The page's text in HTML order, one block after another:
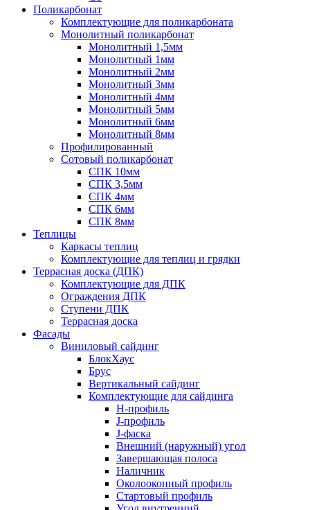
Поликарбонат
Комплектующие для поликарбоната
Монолитный поликарбонат
Монолитный 1,5мм
Монолитный 1мм
Монолитный 2мм
Монолитный 3мм
Монолитный 4мм
Монолитный 5мм
Монолитный 6мм
Монолитный 8мм
Профилированный
Сотовый поликарбонат
СПК 10мм
СПК 3,5мм
СПК 4мм
СПК 6мм
СПК 8мм
Теплицы
Каркасы теплиц
Комплектующие для теплиц и грядки
Террасная доска (ДПК)
Комплектующие для ДПК
Ограждения ДПК
Ступени ДПК
Террасная доска
Фасады
Виниловый сайдинг
БлокХаус
Брус
Вертикальный сайдинг
Комплектующие для сайдинга
H-профиль
J-профиль
J-фаска
Внешний (наружный) угол
Завершающая полоса
Наличник
Околооконный профиль
Стартовый профиль